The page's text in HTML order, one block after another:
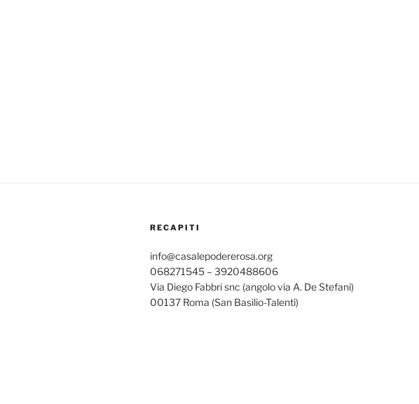
RECAPITI
info@casalepodererosa.org
068271545 – 3920488606
Via Diego Fabbri snc (angolo via A. De Stefani)
00137 Roma (San Basilio-Talenti)